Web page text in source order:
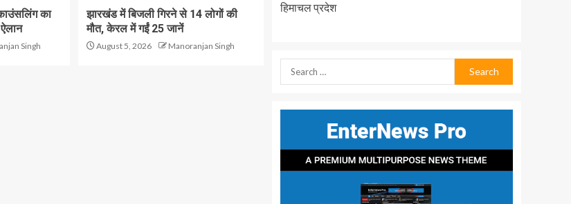
का
Singh
झारखंड में बिजली गिरने से 14 लोगों की
मौत, केरल में गईं 25 जानें
August 5, 2026 Manoranjan Singh
हिमाचल प्रदेश